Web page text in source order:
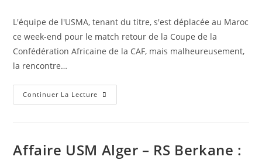
la
publication :
la
publication :
L'équipe de l'USMA, tenant du titre, s'est déplacée au Maroc
ce week-end pour le match retour de la Coupe de la
Confédération Africaine de la CAF, mais malheureusement,
la rencontre…
Continuer La Lecture Affaire
USM
Le
Affaire USM Alger – RS Berkane :